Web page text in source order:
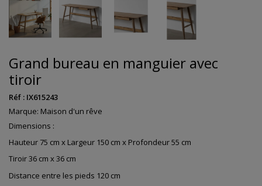
Grand bureau en manguier avec
tiroir
Réf : IX615243
Marque: Maison d'un rêve
Dimensions :
Hauteur 75 cm x Largeur 150 cm x Profondeur 55 cm
Tiroir 36 cm x 36 cm
Distance entre les pieds 120 cm